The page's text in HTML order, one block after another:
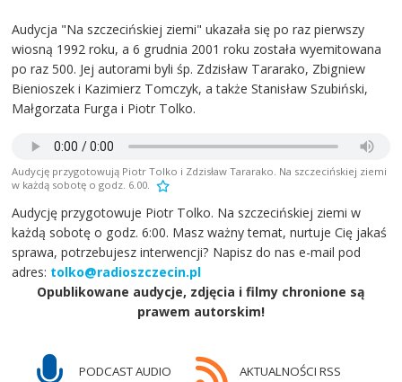
Audycja "Na szczecińskiej ziemi" ukazała się po raz pierwszy
wiosną 1992 roku, a 6 grudnia 2001 roku została wyemitowana
po raz 500. Jej autorami byli śp. Zdzisław Tararako, Zbigniew
Bienioszek i Kazimierz Tomczyk, a także Stanisław Szubiński,
Małgorzata Furga i Piotr Tolko.
Audycję przygotowują Piotr Tolko i Zdzisław Tararako. Na szczecińskiej ziemi
w każdą sobotę o godz. 6.00.
Audycję przygotowuje Piotr Tolko. Na szczecińskiej ziemi w
każdą sobotę o godz. 6:00. Masz ważny temat, nurtuje Cię jakaś
sprawa, potrzebujesz interwencji? Napisz do nas e-mail pod
adres: tolko@radioszczecin.pl
Opublikowane audycje, zdjęcia i filmy chronione są
prawem autorskim!
PODCAST AUDIO AKTUALNOŚCI RSS